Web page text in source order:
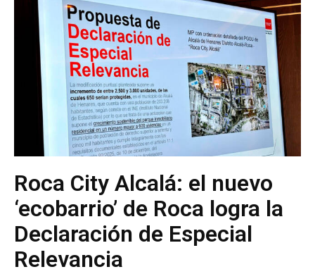
Roca City Alcalá: el nuevo
‘ecobarrio’ de Roca logra la
Declaración de Especial
Relevancia